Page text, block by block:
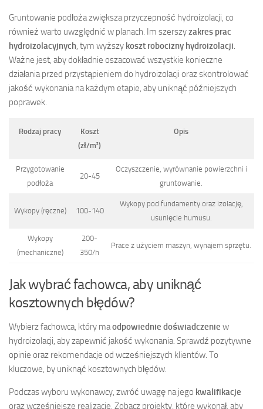
Gruntowanie podłoża zwiększa przyczepność hydroizolacji, co
również warto uwzględnić w planach. Im szerszyzakres prac
hydroizolacyjnych, tym wyższy koszt robocizny hydroizolacji.
Ważne jest, aby dokładnie oszacować wszystkie konieczne
działania przed przystąpieniem do hydroizolacji oraz skontrolować
jakość wykonania na każdym etapie, aby uniknąć późniejszych
poprawek.
Rodzaj pracy
Koszt
(zł/m²)
Opis
Przygotowanie
podłoża
20-45
Oczyszczenie, wyrównanie powierzchni i
gruntowanie.
Wykopy (ręczne) 100-140
Wykopy pod fundamenty oraz izolację,
usunięcie humusu.
Wykopy
(mechaniczne)
200-
350/h
Prace z użyciem maszyn, wynajem sprzętu.
Jak wybrać fachowca, aby uniknąć
kosztownych błędów?
Wybierz fachowca, który maodpowiednie doświadczenie w
hydroizolacji, aby zapewnić jakość wykonania. Sprawdź pozytywne
opinie oraz rekomendacje od wcześniejszych klientów. To
kluczowe, by uniknąć kosztownych błędów.
Podczas wyboru wykonawcy, zwróć uwagę na jego kwalifikacje
oraz wcześniejsze realizacje. Zobacz projekty, które wykonał, aby